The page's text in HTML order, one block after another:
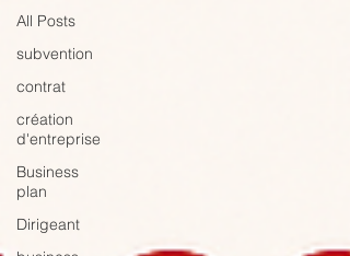
All Posts
subvention
contrat
création
d'entreprise
Business
plan
Dirigeant